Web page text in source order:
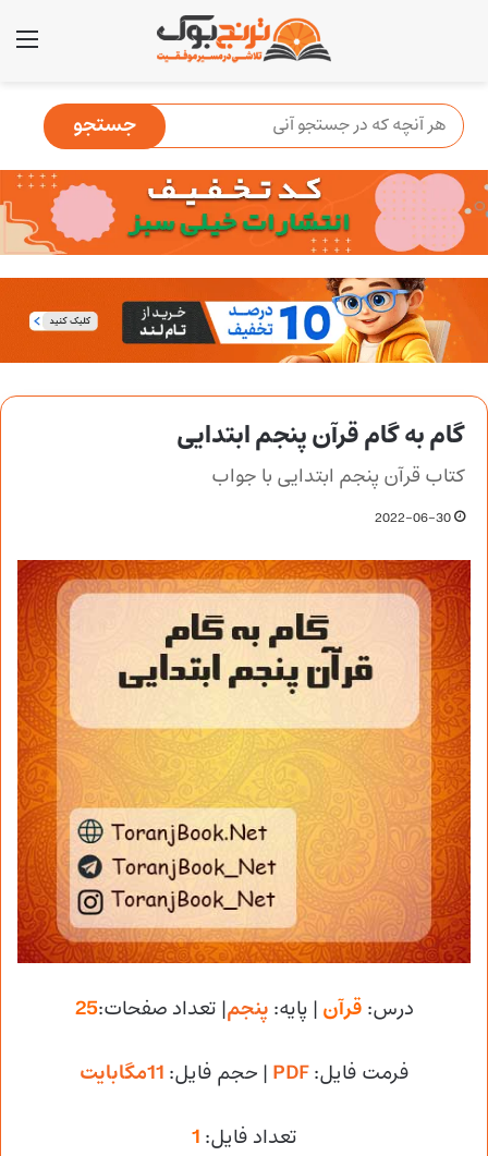
گام به گام قرآن پنجم ابتدایی
کتاب قرآن پنجم ابتدایی با جواب
2022-06-30
درس: قرآن | پایه: پنجم| تعداد صفحات:25
فرمت فایل:PDF | حجم فایل:
تعداد فایل: 1